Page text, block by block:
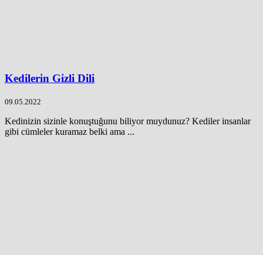
Kedilerin Gizli Dili
09.05.2022
Kedinizin sizinle konuştuğunu biliyor muydunuz? Kediler insanlar
gibi cümleler kuramaz belki ama ...